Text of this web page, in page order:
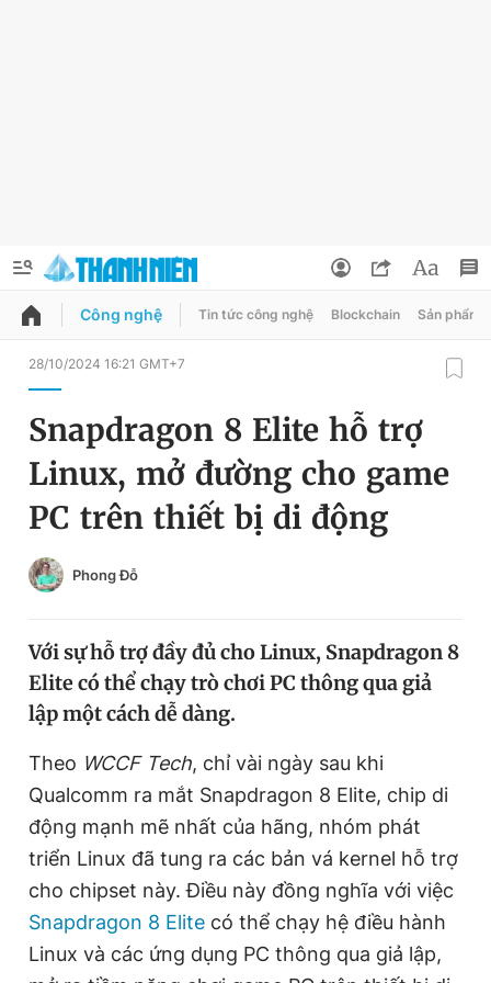
QUẢNG CÁO ĐẶT BÁO
Chuyên mục
Chuyên mục khác
Chào ngày mới
Tin thị trường
Video
Sản phẩm khác
Tiện ích Bạn cần biết
Thông tin tòa soạn Liên hệ quảng cáo
Đổi mật khẩu
Tin đã lưu
Công nghệ Tin tức công nghệ Blockchain Sản phẩm
28/10/2024 16:21 GMT+7
Snapdragon 8 Elite hỗ trợ
Linux, mở đường cho game
PC trên thiết bị di động
Phong Đỗ
Với sự hỗ trợ đầy đủ cho Linux, Snapdragon 8
Elite có thể chạy trò chơi PC thông qua giả
lập một cách dễ dàng.
Theo WCCF Tech, chỉ vài ngày sau khi
Qualcomm ra mắt Snapdragon 8 Elite, chip di
động mạnh mẽ nhất của hãng, nhóm phát
triển Linux đã tung ra các bản vá kernel hỗ trợ
cho chipset này. Điều này đồng nghĩa với việc
Snapdragon 8 Elite có thể chạy hệ điều hành
Linux và các ứng dụng PC thông qua giả lập,